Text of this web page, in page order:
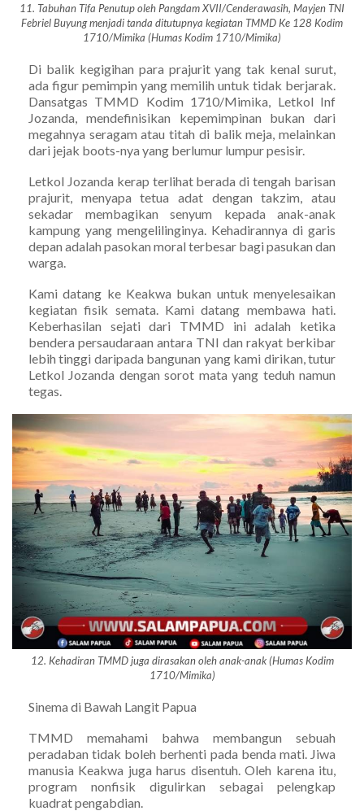
11. Tabuhan Tifa Penutup oleh Pangdam XVII/Cenderawasih, Mayjen TNI
Febriel Buyung menjadi tanda ditutupnya kegiatan TMMD Ke 128 Kodim
1710/Mimika (Humas Kodim 1710/Mimika)
Di balik kegigihan para prajurit yang tak kenal surut,
ada figur pemimpin yang memilih untuk tidak berjarak.
Dansatgas TMMD Kodim 1710/Mimika, Letkol Inf
Jozanda, mendefinisikan kepemimpinan bukan dari
megahnya seragam atau titah di balik meja, melainkan
dari jejak boots-nya yang berlumur lumpur pesisir.
Letkol Jozanda kerap terlihat berada di tengah barisan
prajurit, menyapa tetua adat dengan takzim, atau
sekadar membagikan senyum kepada anak-anak
kampung yang mengelilinginya. Kehadirannya di garis
depan adalah pasokan moral terbesar bagi pasukan dan
warga.
Kami datang ke Keakwa bukan untuk menyelesaikan
kegiatan fisik semata. Kami datang membawa hati.
Keberhasilan sejati dari TMMD ini adalah ketika
bendera persaudaraan antara TNI dan rakyat berkibar
lebih tinggi daripada bangunan yang kami dirikan, tutur
Letkol Jozanda dengan sorot mata yang teduh namun
tegas.
12. Kehadiran TMMD juga dirasakan oleh anak-anak (Humas Kodim
1710/Mimika)
Sinema di Bawah Langit Papua
TMMD memahami bahwa membangun sebuah
peradaban tidak boleh berhenti pada benda mati. Jiwa
manusia Keakwa juga harus disentuh. Oleh karena itu,
program nonfisik digulirkan sebagai pelengkap
kuadrat pengabdian.